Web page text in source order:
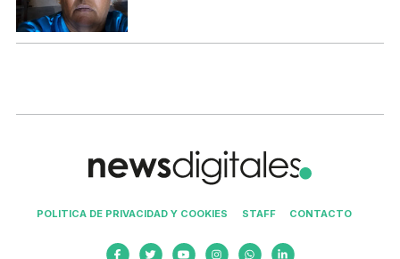
POLITICA DE PRIVACIDAD Y COOKIES STAFF CONTACTO